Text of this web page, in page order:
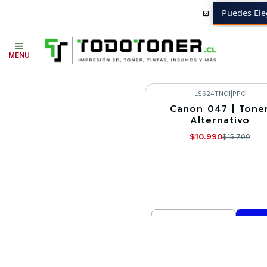
MENÚ
Puedes
Equipos CANON
-30%
LS624TNC1 PPC
Canon 047 |
Alternativo
$10.990$15.700